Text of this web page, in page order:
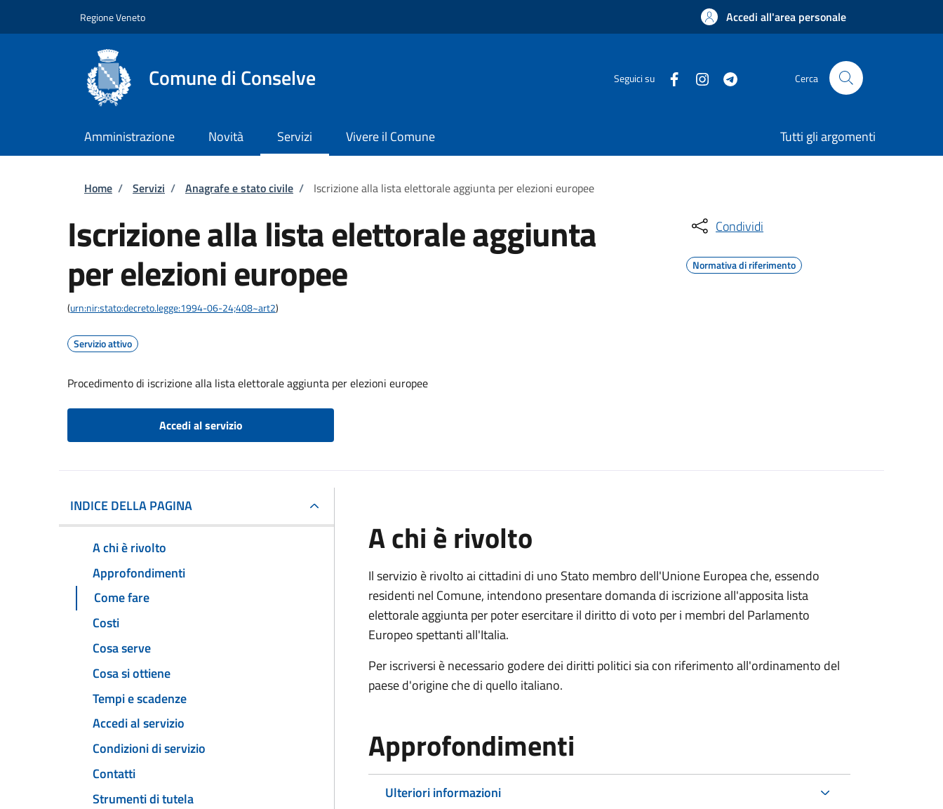
Regione Veneto Accedi all'area personale
Comune di Conselve Seguici su Cerca
Amministrazione Novità Servizi Vivere il Comune Tutti gli argomenti
Briciole di pane
Home / Servizi / Anagrafe e stato civile / Iscrizione alla lista elettorale aggiunta per elezioni europee
Iscrizione alla lista elettorale aggiunta
per elezioni europee
(urn:nir:stato:decreto.legge:1994-06-24;408~art2)
Servizio attivo
Procedimento di iscrizione alla lista elettorale aggiunta per elezioni europee
Accedi al servizio
Condividi
Normativa di riferimento
INDICE DELLA PAGINA
A chi è rivolto
Approfondimenti
Come fare
Costi
Cosa serve
Cosa si ottiene
Tempi e scadenze
Accedi al servizio
Condizioni di servizio
Contatti
Strumenti di tutela
A chi è rivolto
Il servizio è rivolto ai cittadini di uno Stato membro dell'Unione Europea che, essendo
residenti nel Comune, intendono presentare domanda di iscrizione all'apposita lista
elettorale aggiunta per poter esercitare il diritto di voto per i membri del Parlamento
Europeo spettanti all'Italia.
Per iscriversi è necessario godere dei diritti politici sia con riferimento all'ordinamento del
paese d'origine che di quello italiano.
Approfondimenti
Ulteriori informazioni